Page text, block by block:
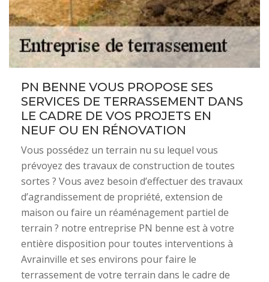
PN BENNE VOUS PROPOSE SES
SERVICES DE TERRASSEMENT DANS
LE CADRE DE VOS PROJETS EN
NEUF OU EN RÉNOVATION
Vous possédez un terrain nu su lequel vous
prévoyez des travaux de construction de toutes
sortes ? Vous avez besoin d’effectuer des travaux
d’agrandissement de propriété, extension de
maison ou faire un réaménagement partiel de
terrain ? notre entreprise PN benne est à votre
entière disposition pour toutes interventions à
Avrainville et ses environs pour faire le
terrassement de votre terrain dans le cadre de